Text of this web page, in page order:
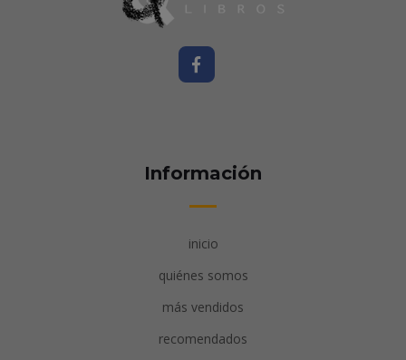
Información
inicio
quiénes somos
más vendidos
recomendados